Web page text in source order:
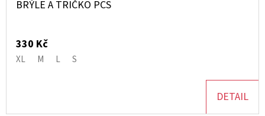
BRÝLE A TRIČKO PCS
330 Kč
XL M L S
DETAIL